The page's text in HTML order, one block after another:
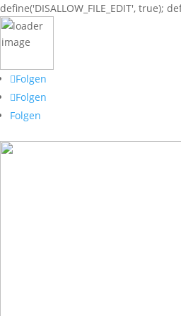
define('DISALLOW_FILE_EDIT', true);
Folgen
Folgen
Folgen